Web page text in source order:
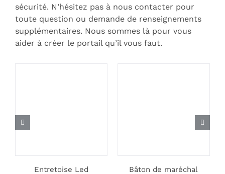
sécurité. N’hésitez pas à nous contacter pour
toute question ou demande de renseignements
supplémentaires. Nous sommes là pour vous
aider à créer le portail qu’il vous faut.
Entretoise Led Bâton de maréchal